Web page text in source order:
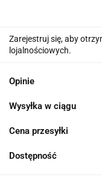
Zarejestruj się, aby
lojalnościowych.
Opinie
Wysyłka w ciągu
Cena przesyłki
Dostępność